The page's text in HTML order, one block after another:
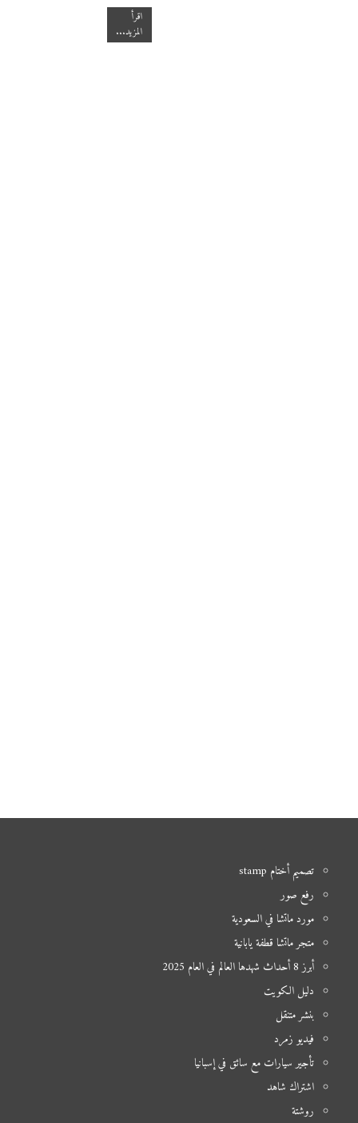
اقرأ
المزيد...
تصميم أختام stamp
رفع صور
مورد ماتشا في السعودية
متجر ماتشا قطفة يابانية
أبرز 8 أحداث شهدها العالم في العام 2025
دليل الكويت
بنشر متنقل
فيديو زمرد
تأجير سيارات مع سائق في إسبانيا
اشتراك شاهد
روشتة